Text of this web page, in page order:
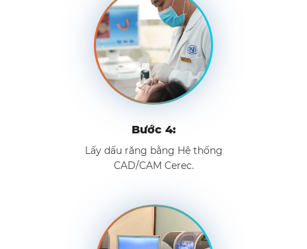
Bước 4:
Lấy dấu răng bằng Hệ thống
CAD/CAM Cerec.